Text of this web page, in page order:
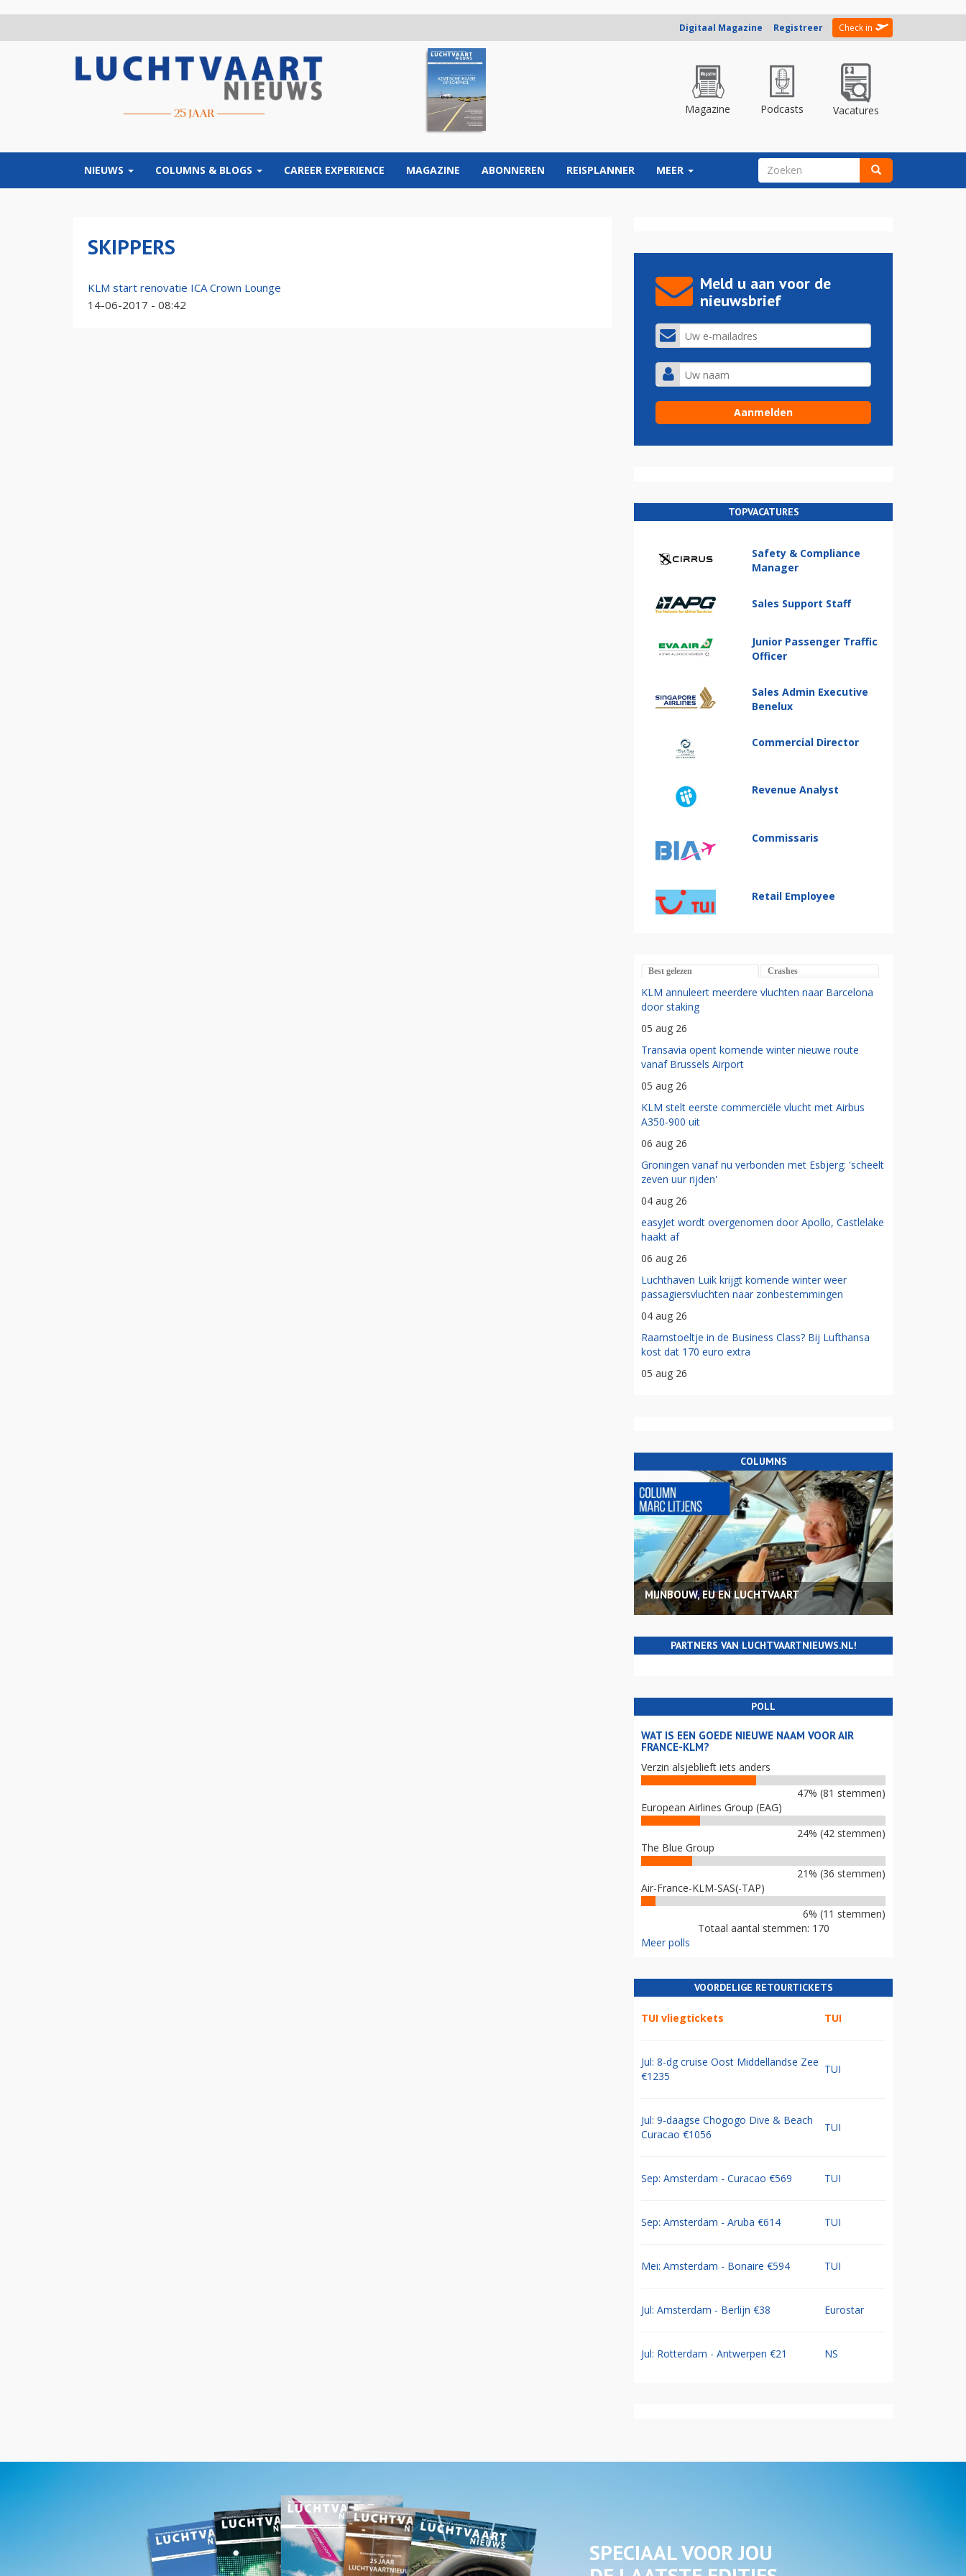
Digitaal Magazine Registreer Check in
Magazine Podcasts Vacatures
NIEUWS COLUMNS & BLOGS CAREER EXPERIENCE MAGAZINE ABONNEREN REISPLANNER MEER ZOEKVELD
SKIPPERS
KLM start renovatie ICA Crown Lounge
14-06-2017 - 08:42
Meld u aan voor de
nieuwsbrief
TOPVACATURES
Safety & Compliance
Manager
Sales Support Staff
Junior Passenger Traffic
Officer
Sales Admin Executive
Benelux
Commercial Director
Revenue Analyst
Commissaris
Retail Employee
Best gelezen Crashes
KLM annuleert meerdere vluchten naar Barcelona
door staking
05 aug 26
Transavia opent komende winter nieuwe route
vanaf Brussels Airport
05 aug 26
KLM stelt eerste commerciële vlucht met Airbus
A350-900 uit
06 aug 26
Groningen vanaf nu verbonden met Esbjerg: 'scheelt
zeven uur rijden'
04 aug 26
easyJet wordt overgenomen door Apollo, Castlelake
haakt af
06 aug 26
Luchthaven Luik krijgt komende winter weer
passagiersvluchten naar zonbestemmingen
04 aug 26
Raamstoeltje in de Business Class? Bij Lufthansa
kost dat 170 euro extra
05 aug 26
COLUMNS
MIJNBOUW, EU EN LUCHTVAART
PARTNERS VAN LUCHTVAARTNIEUWS.NL!
POLL
WAT IS EEN GOEDE NIEUWE NAAM VOOR AIR
FRANCE-KLM?
Verzin alsjeblieft iets anders
47% (81 stemmen)
European Airlines Group (EAG)
24% (42 stemmen)
The Blue Group
21% (36 stemmen)
Air-France-KLM-SAS(-TAP)
6% (11 stemmen)
Totaal aantal stemmen: 170
Meer polls
VOORDELIGE RETOURTICKETS
TUI vliegtickets TUI
Jul: 8-dg cruise Oost Middellandse Zee
€1235
TUI
Jul: 9-daagse Chogogo Dive & Beach
Curacao €1056
TUI
Sep: Amsterdam - Curacao €569 TUI
Sep: Amsterdam - Aruba €614 TUI
Mei: Amsterdam - Bonaire €594 TUI
Jul: Amsterdam - Berlijn €38 Eurostar
Jul: Rotterdam - Antwerpen €21 NS
SPECIAAL VOOR JOU